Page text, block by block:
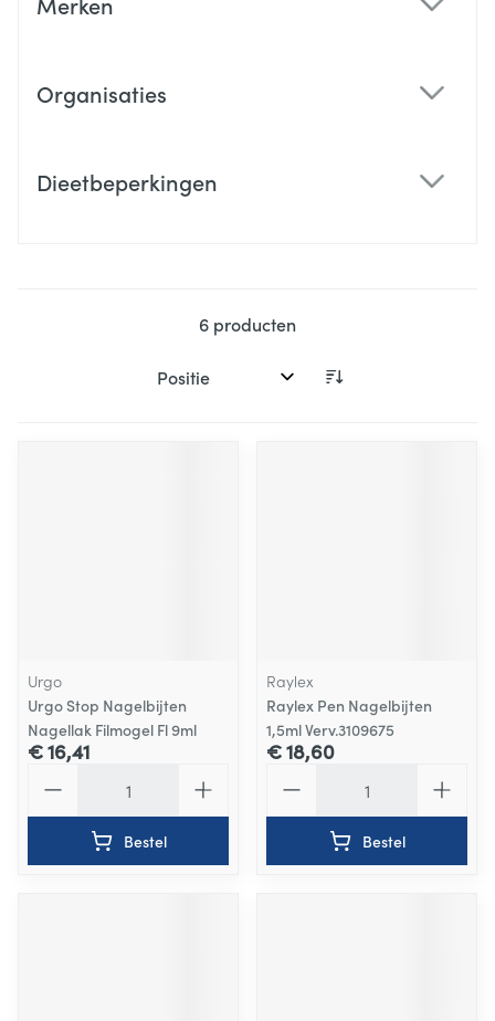
Organisaties
Dieetbeperkingen
6 producten
Sorteer op:
Urgo
Urgo Stop Nagelbijten
Nagellak Filmogel Fl 9ml
€ 16,41
Bestel
Raylex
Raylex Pen Nagelbijten
1,5ml Verv.3109675
€ 18,60
Bestel